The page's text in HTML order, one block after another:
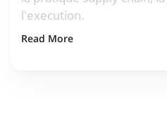
l'execution.
Read More